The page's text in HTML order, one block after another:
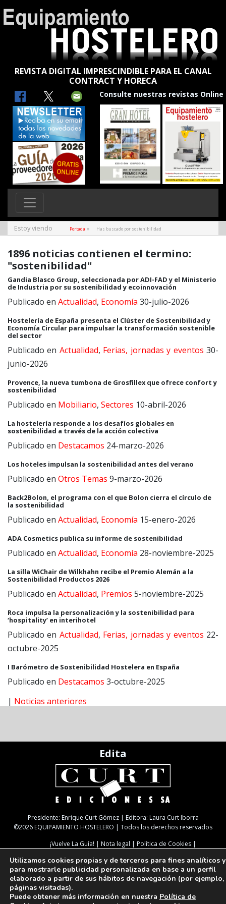
REVISTA DIGITAL IMPRESCINDIBLE PARA EL CANAL
CONTRACT Y HORECA
Consulte nuestras revistas Online
Estoy viendo Portada » Has buscado por sostenibilidad
1896 noticias contienen el termino:
"sostenibilidad"
Gandia Blasco Group, seleccionada por ADI-FAD y el Ministerio
de Industria por su sostenibilidad y ecoinnovación
Publicado en Actualidad, Economía 30-julio-2026
Hostelería de España presenta el Clúster de Sostenibilidad y
Economía Circular para impulsar la transformación sostenible
del sector
Publicado en Actualidad, Ferias, jornadas y eventos 30-
junio-2026
Provence, la nueva tumbona de Grosfillex que ofrece confort y
sostenibilidad
Publicado en Mobiliario, Sectores 10-abril-2026
La hostelería responde a los desafíos globales en
sostenibilidad a través de la acción colectiva
Publicado en Destacamos 24-marzo-2026
Los hoteles impulsan la sostenibilidad antes del verano
Publicado en Otros Temas 9-marzo-2026
Back2Bolon, el programa con el que Bolon cierra el círculo de
la sostenibilidad
Publicado en Actualidad, Economía 15-enero-2026
ADA Cosmetics publica su informe de sostenibilidad
Publicado en Actualidad, Economía 28-noviembre-2025
La silla WiChair de Wilkhahn recibe el Premio Alemán a la
Sostenibilidad Productos 2026
Publicado en Actualidad, Premios 5-noviembre-2025
Roca impulsa la personalización y la sostenibilidad para
‘hospitality’ en interihotel
Publicado en Actualidad, Ferias, jornadas y eventos 22-
octubre-2025
I Barómetro de Sostenibilidad Hostelera en España
Publicado en Destacamos 3-octubre-2025
| Noticias anteriores
Edita
Presidente: Enrique Curt Gómez | Editora: Laura Curt Iborra
©2026 EQUIPAMIENTO HOSTELERO | Todos los derechos reservados
¡Vuelve La Guía!
Nota legal
Política de Cookies
Paseo de Gracia, 63. 1º 2ª. 08008 Barcelona |933 180 101| Fax 933 183 505
Select Language▼
Utilizamos cookies propias y de terceros para fines analíticos y
para mostrarle publicidad personalizada en base a un perfil
elaborado a partir de sus hábitos de navegación (por ejemplo,
páginas visitadas).
Puede obtener más información en nuestra Política de